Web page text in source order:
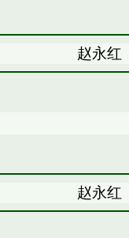
赵永红
赵永红